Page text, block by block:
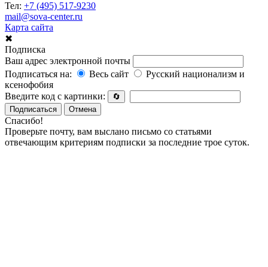
Тел: +7 (495) 517-9230
mail@sova-center.ru
Карта сайта
✖
Подписка
Ваш адрес электронной почты
Подписаться на:
Весь сайт
Русский национализм и
ксенофобия
Введите код с картинки:
🔄
Подписаться
Отмена
Спасибо!
Проверьте почту, вам выслано письмо со статьями
отвечающим критериям подписки за последние трое суток.